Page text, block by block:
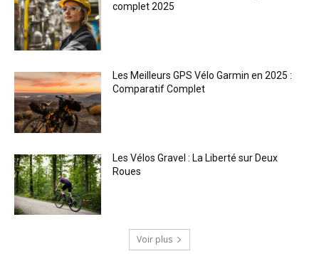
complet 2025
Les Meilleurs GPS Vélo Garmin en 2025 :
Comparatif Complet
Les Vélos Gravel : La Liberté sur Deux
Roues
Voir plus